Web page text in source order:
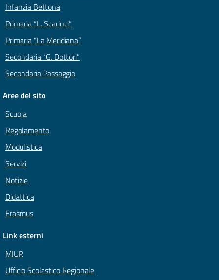
Infanzia Bettona
Primaria “L. Scarinci”
Primaria “La Meridiana”
Secondaria “G. Dottori”
Secondaria Passaggio
Aree del sito
Scuola
Regolamento
Modulistica
Servizi
Notizie
Didattica
Erasmus
Link esterni
MIUR
Ufficio Scolastico Regionale